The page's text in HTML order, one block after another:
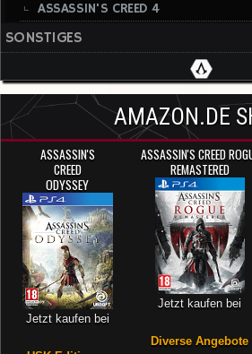
ASSASSIN'S CREED 4
SONSTIGES
AMAZON.DE
ASSASSIN'S
CREED
ODYSSEY
Jetzt kaufen bei
ASSASSIN'S CREED
REMASTERED
Jetzt kaufen bei
Diverse Angebote